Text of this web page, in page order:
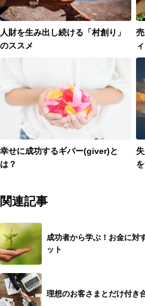
人財を生み出し続ける「村創り」
のススメ
幸せに成功するギバー(giver)と
は？
関連記事
成功者から学ぶ！お金に対
ット
理想のお客さまとだけ付き